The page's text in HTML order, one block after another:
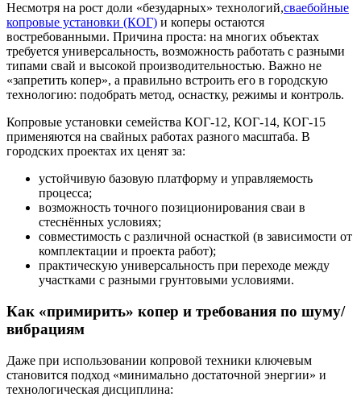
Несмотря на рост доли «безударных» технологий,сваебойные
копровые установки (КОГ) и коперы остаются
востребованными. Причина проста: на многих объектах
требуется универсальность, возможность работать с разными
типами свай и высокой производительностью. Важно не
«запретить копер», а правильно встроить его в городскую
технологию: подобрать метод, оснастку, режимы и контроль.
Копровые установки семейства КОГ-12, КОГ-14, КОГ-15
применяются на свайных работах разного масштаба. В
городских проектах их ценят за:
устойчивую базовую платформу и управляемость
процесса;
возможность точного позиционирования сваи в
стеснённых условиях;
совместимость с различной оснасткой (в зависимости от
комплектации и проекта работ);
практическую универсальность при переходе между
участками с разными грунтовыми условиями.
Как «примирить» копер и требования по шуму/
вибрациям
Даже при использовании копровой техники ключевым
становится подход «минимально достаточной энергии» и
технологическая дисциплина: